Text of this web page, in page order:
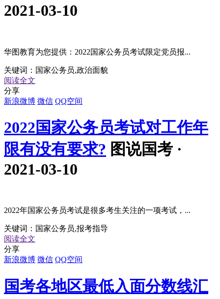
2021-03-10
华图教育为您提供：2022国家公务员考试限定党员报...
关键词： 国家公务员,政治面貌
阅读全文
分享
新浪微博 微信 QQ空间
2022国家公务员考试对工作年
限有没有要求? 图说国考 ·
2021-03-10
2022年国家公务员考试是很多考生关注的一项考试，...
关键词： 国家公务员,报考指导
阅读全文
分享
新浪微博 微信 QQ空间
国考各地区最低入面分数线汇